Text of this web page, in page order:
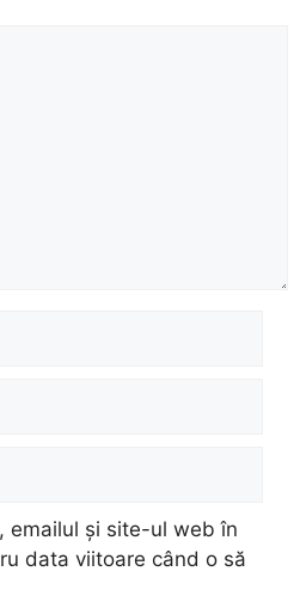
emailul și site-ul web în
data viitoare când o să